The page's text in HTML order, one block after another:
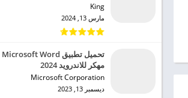
King‏
مارس 13, 2024
تحميل تطبيق Microsoft Word
مهكر للاندرويد 2024
Microsoft Corporation‏
ديسمبر 13, 2023